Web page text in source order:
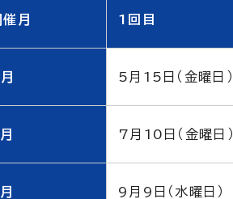
催月 1回目
5月15日（金曜日）
7月10日（金曜日）
9月9日（水曜日）